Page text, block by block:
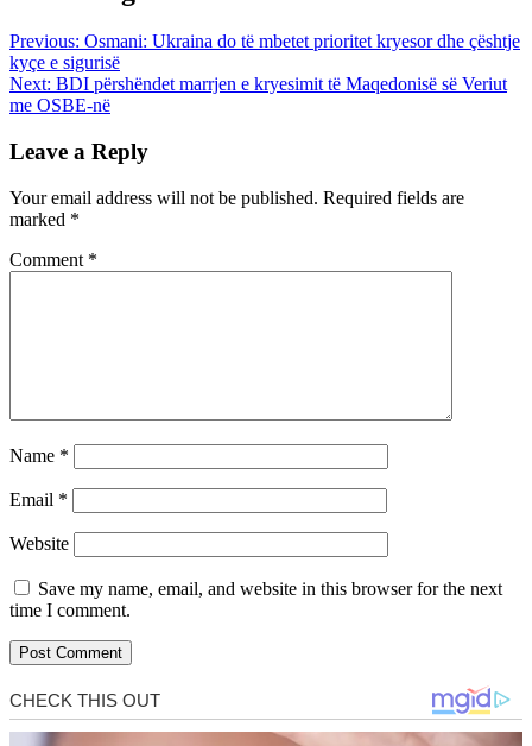
Previous: Osmani: Ukraina do të mbetet prioritet kryesor dhe çështje
kyçe e sigurisë
Next: BDI përshëndet marrjen e kryesimit të Maqedonisë së Veriut
me OSBE-në
Leave a Reply
Your email address will not be published. Required fields are
marked *
Comment *
Name *
Email *
Website
Save my name, email, and website in this browser for the next
time I comment.